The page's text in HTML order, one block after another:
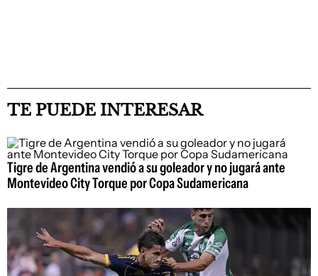
TE PUEDE INTERESAR
Tigre de Argentina vendió a su goleador y no jugará ante
Montevideo City Torque por Copa Sudamericana